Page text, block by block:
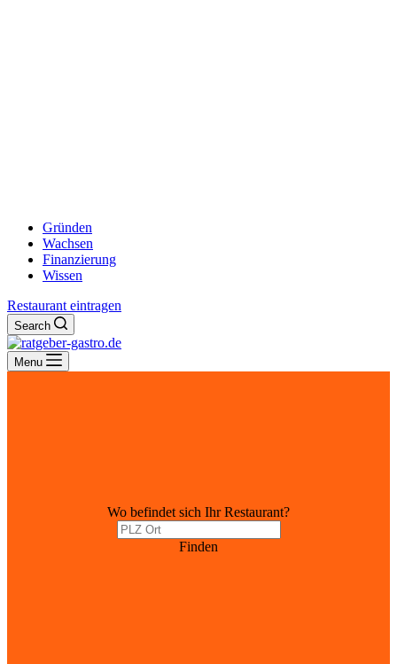
Gründen
Wachsen
Finanzierung
Wissen
Restaurant eintragen
Search
Menu
Wo befindet sich Ihr Restaurant?
Finden